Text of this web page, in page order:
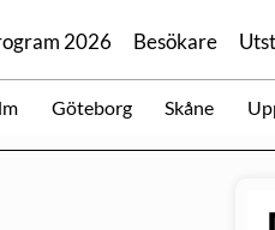
2026 Besökare
Göteborg Skåne